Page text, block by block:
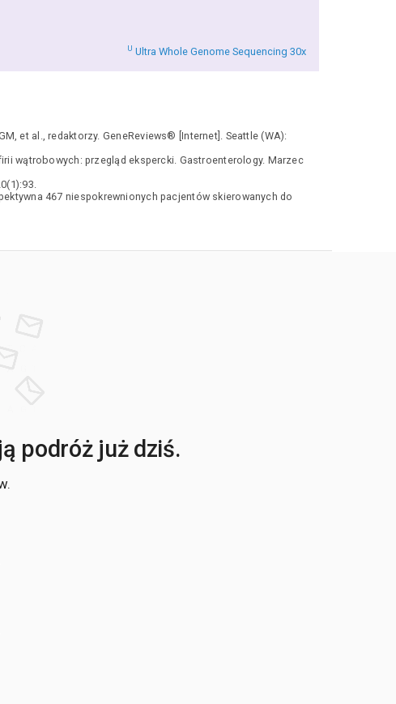
U Ultra Whole Genome Sequencing 30x
et al., redaktorzy. GeneReviews® [Internet]. Seattle (WA):
wątrobowych: przegląd ekspercki. Gastroenterology. Marzec
467 niespokrewnionych pacjentów skierowanych do
podróż już dziś.